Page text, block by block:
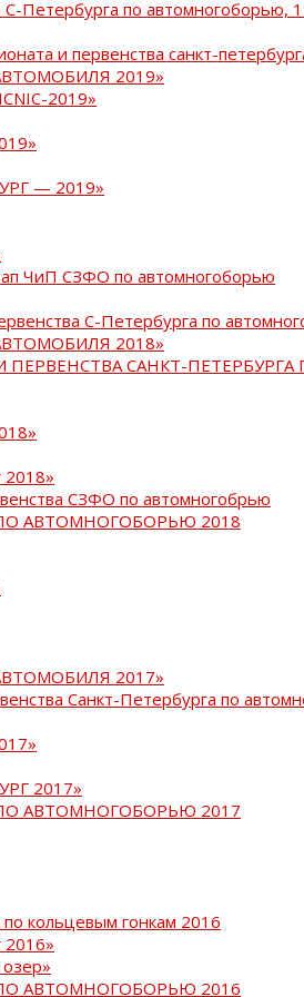
Петербурга по автомногоборью, 1
и первенства санкт-
2019»
2019»
— 2019»
ЧиП СЗФО по автомногоборью
С-Петербурга по
2018»
ПЕРВЕНСТВА САНКТ-
2018»
СЗФО по автомногобрью
АВТОМНОГОБОРЬЮ 2018
2017»
Санкт-Петербурга по
2017»
АВТОМНОГОБОРЬЮ 2017
кольцевым гонкам 2016
2016»
АВТОМНОГОБОРЬЮ 2016